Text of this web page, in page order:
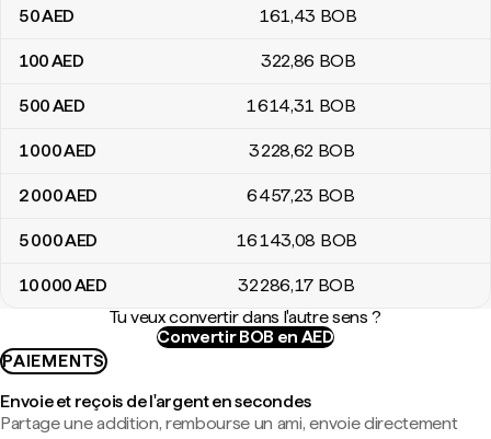
50AED 161,43 BOB
100AED 322,86 BOB
500AED 1 614,31 BOB
1 000AED 3 228,62 BOB
2 000AED 6 457,23 BOB
5 000AED 16 143,08 BOB
10 000AED 32 286,17 BOB
Tu veux convertir dans l'autre sens ?
Convertir BOB en AED
PAIEMENTS
Envoie et reçois de l'argent en secondes
Partage une addition, rembourse un ami, envoie directement